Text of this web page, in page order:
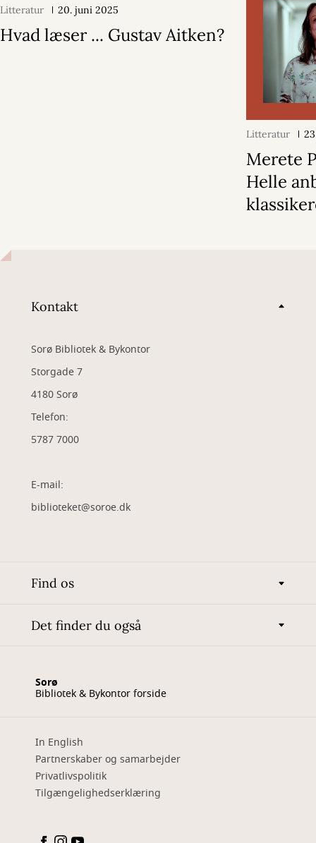
Litteratur 20. juni 2025
Hvad læser ... Gustav Aitken?
Litteratur
Merete
Helle
Kontakt
Sorø Bibliotek & Bykontor
Storgade 7
4180 Sorø
Telefon:
5787 7000
E-mail:
biblioteket@soroe.dk
Find os
Det finder du også
Sorø
Bibliotek & Bykontor forside
In English
Partnerskaber og samarbejder
Privatlivspolitik
Tilgængelighedserklæring